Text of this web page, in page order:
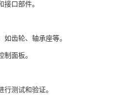
口部件。
齿轮、轴承座等。
面板。
测试和验证。